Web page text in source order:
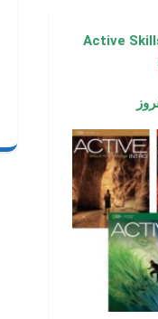
Active